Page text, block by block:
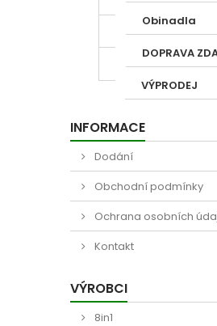
Obinadla
DOPRAVA
VÝPRODEJ
INFORMACE
Dodání
Obchodní podmínky
Ochrana osobních
Kontakt
VÝROBCI
8in1